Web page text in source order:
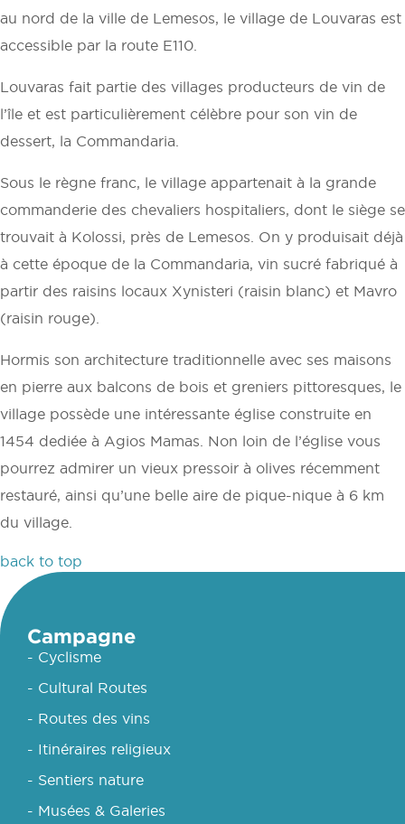
au nord de la ville de Lemesos, le village de Louvaras est
accessible par la route E110.
Louvaras fait partie des villages producteurs de vin de
l’île et est particulièrement célèbre pour son vin de
dessert, la Commandaria.
Sous le règne franc, le village appartenait à la grande
commanderie des chevaliers hospitaliers, dont le siège se
trouvait à Kolossi, près de Lemesos. On y produisait déjà
à cette époque de la Commandaria, vin sucré fabriqué à
partir des raisins locaux Xynisteri (raisin blanc) et Mavro
(raisin rouge).
Hormis son architecture traditionnelle avec ses maisons
en pierre aux balcons de bois et greniers pittoresques, le
village possède une intéressante église construite en
1454 dediée à Agios Mamas. Non loin de l’église vous
pourrez admirer un vieux pressoir à olives récemment
restauré, ainsi qu’une belle aire de pique-nique à 6 km
du village.
back to top
Campagne
- Cyclisme
- Cultural Routes
- Routes des vins
- Itinéraires religieux
- Sentiers nature
- Musées & Galeries